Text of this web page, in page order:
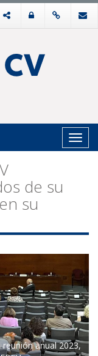
de su
su
anual 2023,